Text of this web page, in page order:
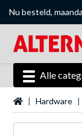
Nu besteld,
Alle
Startpagina
Hardware